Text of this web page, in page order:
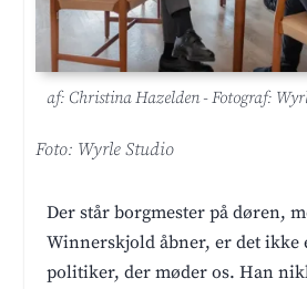
af: Christina Hazelden - Fotograf:
Foto: Wyrle Studio
Der står borgmester på døren,
Winnerskjold åbner, er det ikke
politiker, der møder os. Han